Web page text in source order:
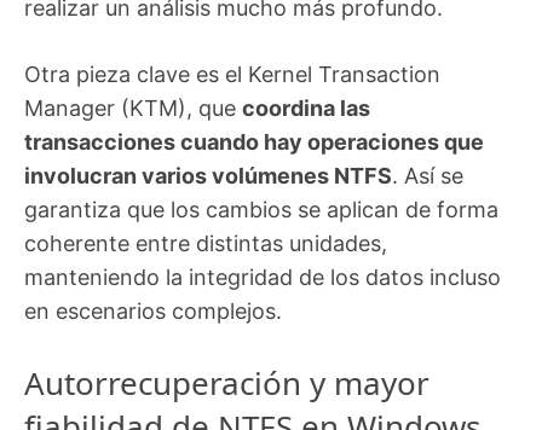
realizar un análisis mucho más profundo.
Otra pieza clave es el Kernel Transaction
Manager (KTM), que coordina las
transacciones cuando hay operaciones que
involucran varios volúmenes NTFS. Así se
garantiza que los cambios se aplican de forma
coherente entre distintas unidades,
manteniendo la integridad de los datos incluso
en escenarios complejos.
Autorrecuperación y mayor